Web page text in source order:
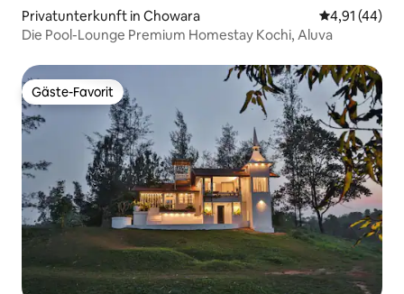
Privatunterkunft in Chowara
4,91 (44)
Die Pool-Lounge Premium Homestay Kochi, Aluva
Gäste-Favorit
Gäste-Favorit